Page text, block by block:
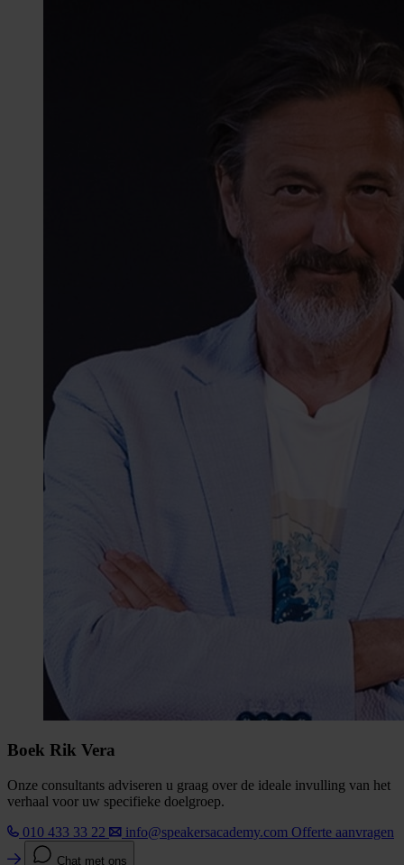
Boek Rik Vera
Onze consultants adviseren u graag over de ideale invulling van het
verhaal voor uw specifieke doelgroep.
010 433 33 22
info@speakersacademy.com Offerte aanvragen
Chat met ons